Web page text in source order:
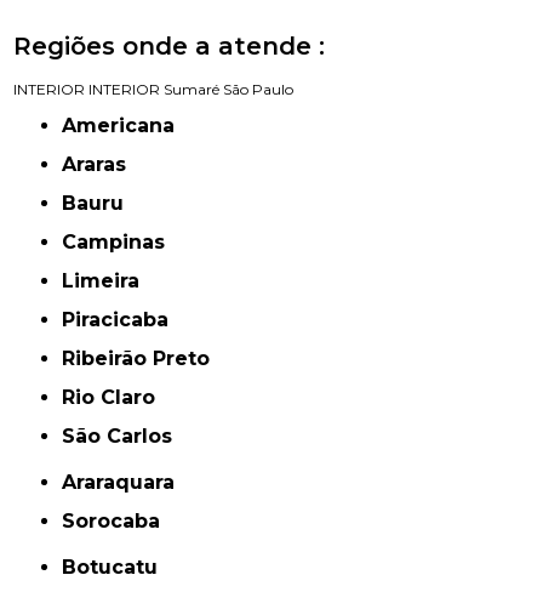
Regiões onde a atende :
INTERIOR INTERIOR Sumaré São Paulo
Americana
Araras
Bauru
Campinas
Limeira
Piracicaba
Ribeirão Preto
Rio Claro
São Carlos
Araraquara
Sorocaba
Botucatu